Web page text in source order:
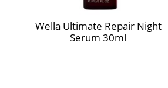
Wella Ultimate Repair Night
Serum 30ml